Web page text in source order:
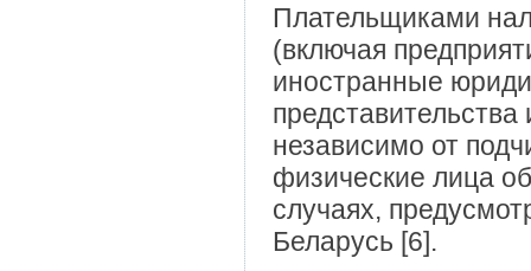
Плательщиками
(включая
иностранные
независимо от
физические лица
случаях,
Беларусь [6].